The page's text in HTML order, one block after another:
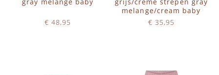
€ 48,95
melange/cream baby
€ 35,95